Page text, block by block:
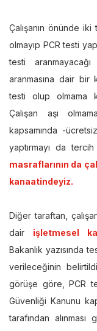
Çalışanın önünde iki
olmayıp PCR testi
testi
aranmasına dair bir
testi olup olmama
Çalışan aşı
kapsamında -
yaptırmayı da
masraflarının da
kanaatindeyiz.
Diğer taraftan,
dair işletmesel
Bakanlık yazısında
verileceğinin
görüşe göre, PCR
Güvenliği Kanunu
tarafından